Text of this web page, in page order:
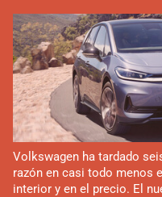
Volkswagen ha tardado
razón en casi todo menos
interior y en el precio. El